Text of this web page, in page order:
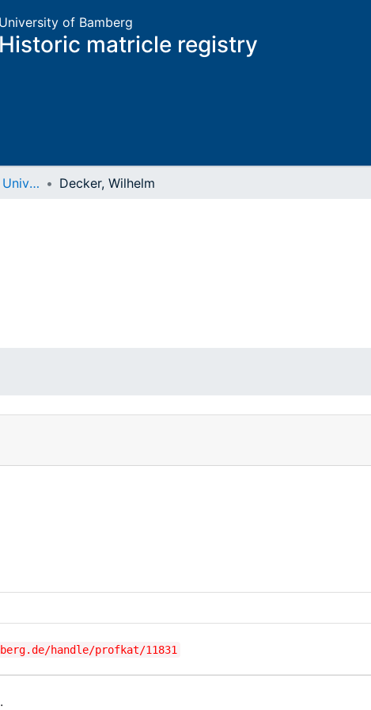
University of Bamberg
Historic matricle registry
Matrikel der älteren Universität Decker, Wilhelm
handle/profkat/11831
.